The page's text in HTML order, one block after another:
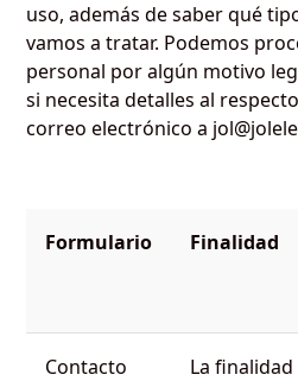
uso, además de saber qué
vamos a tratar. Podemos
personal por algún motivo
si necesita detalles al
correo electrónico a
Formulario Finalidad
Contacto
La finalidad